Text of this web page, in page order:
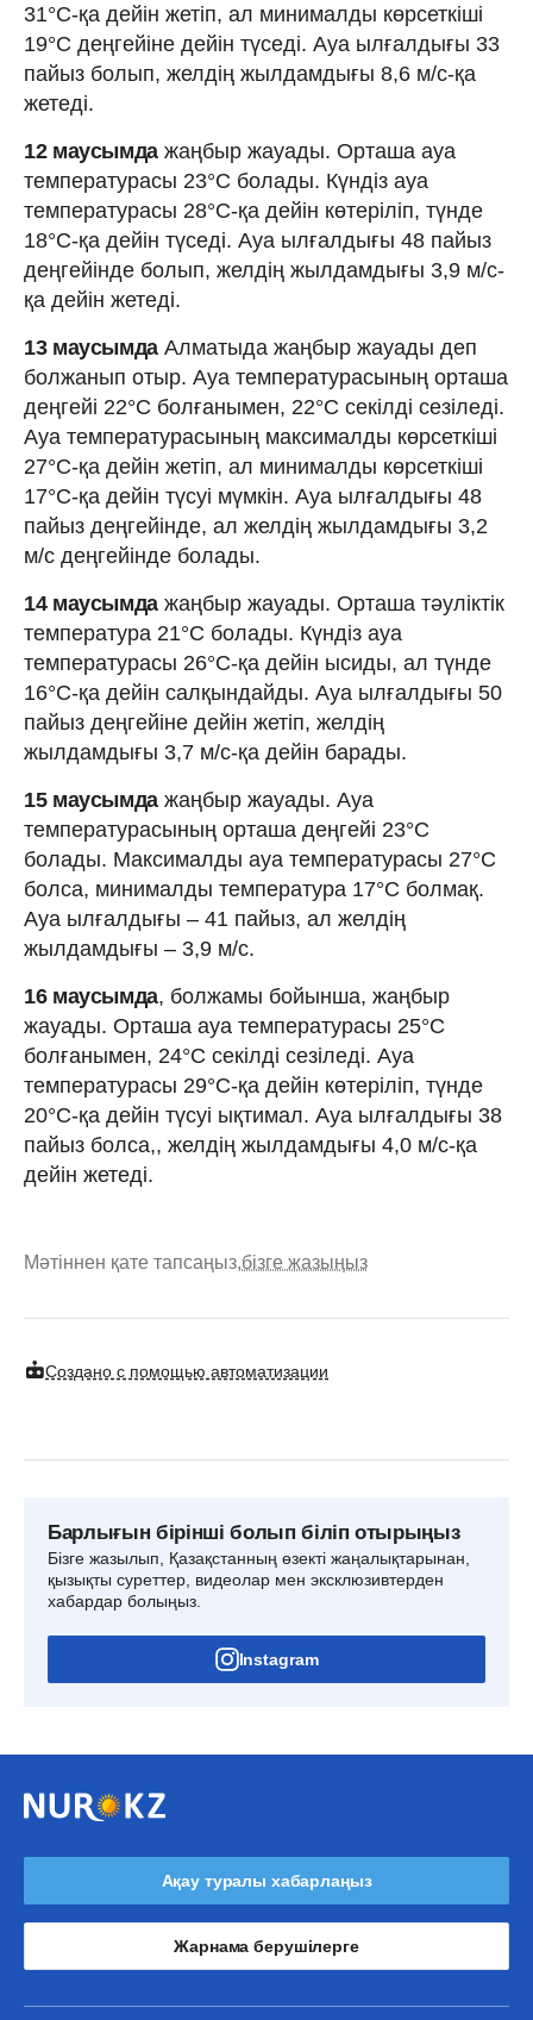
31°C-қа дейін жетіп, ал минималды көрсеткіші
19°C деңгейіне дейін түседі. Ауа ылғалдығы 33
пайыз болып, желдің жылдамдығы 8,6 м/с-қа
жетеді.
12 маусымда жаңбыр жауады. Орташа ауа
температурасы 23°C болады. Күндіз ауа
температурасы 28°C-қа дейін көтеріліп, түнде
18°C-қа дейін түседі. Ауа ылғалдығы 48 пайыз
деңгейінде болып, желдің жылдамдығы 3,9 м/с-
қа дейін жетеді.
13 маусымда Алматыда жаңбыр жауады деп
болжанып отыр. Ауа температурасының орташа
деңгейі 22°C болғанымен, 22°C секілді сезіледі.
Ауа температурасының максималды көрсеткіші
27°C-қа дейін жетіп, ал минималды көрсеткіші
17°C-қа дейін түсуі мүмкін. Ауа ылғалдығы 48
пайыз деңгейінде, ал желдің жылдамдығы 3,2
м/с деңгейінде болады.
14 маусымда жаңбыр жауады. Орташа тәуліктік
температура 21°C болады. Күндіз ауа
температурасы 26°C-қа дейін ысиды, ал түнде
16°C-қа дейін салқындайды. Ауа ылғалдығы 50
пайыз деңгейіне дейін жетіп, желдің
жылдамдығы 3,7 м/с-қа дейін барады.
15 маусымда жаңбыр жауады. Ауа
температурасының орташа деңгейі 23°C
болады. Максималды ауа температурасы 27°C
болса, минималды температура 17°C болмақ.
Ауа ылғалдығы – 41 пайыз, ал желдің
жылдамдығы – 3,9 м/с.
16 маусымда, болжамы бойынша, жаңбыр
жауады. Орташа ауа температурасы 25°C
болғанымен, 24°C секілді сезіледі. Ауа
температурасы 29°C-қа дейін көтеріліп, түнде
20°C-қа дейін түсуі ықтимал. Ауа ылғалдығы 38
пайыз болса,, желдің жылдамдығы 4,0 м/с-қа
дейін жетеді.
Мәтіннен қате тапсаңыз,бізге жазыңыз
Создано с помощью автоматизации
Барлығын бірінші болып біліп отырыңыз
Бізге жазылып, Қазақстанның өзекті жаңалықтарынан,
қызықты суреттер, видеолар мен эксклюзивтерден
хабардар болыңыз.
Instagram
Ақау туралы хабарлаңыз
Жарнама берушілерге